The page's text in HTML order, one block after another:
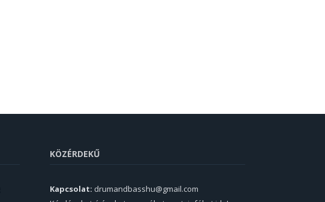
KÖZÉRDEKŰ
Kapcsolat: drumandbasshu@gmail.com